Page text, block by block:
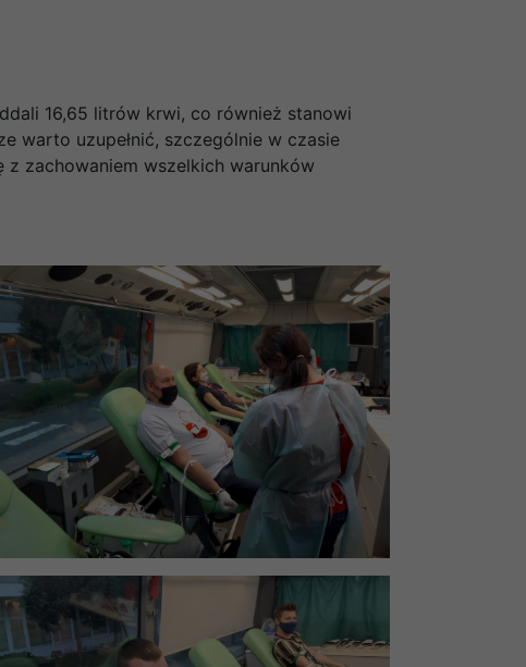
16,65 litrów krwi, co również stanowi
warto uzupełnić, szczególnie w czasie
zachowaniem wszelkich warunków